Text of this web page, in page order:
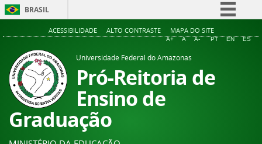
BRASIL
Simplifique!
Acesso à informação
ACESSIBILIDADE ALTO CONTRASTE MAPA DO SITE
A+ A A- PT EN ES
Universidade Federal do Amazonas
Pró-Reitoria de
Ensino de
Graduação